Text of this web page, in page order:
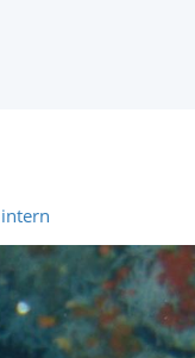
intern